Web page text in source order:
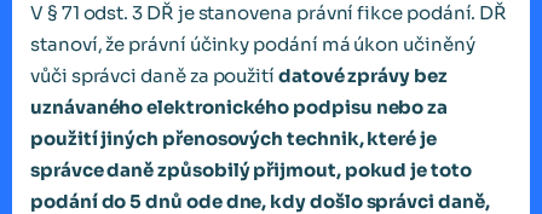
V § 71 odst. 3 DŘ je stanovena právní fikce podání. DŘ
stanoví, že právní účinky podání má úkon učiněný
vůči správci daně za použití datové zprávy bez
uznávaného elektronického podpisu nebo za
použití jiných přenosových technik, které je
správce daně způsobilý přijmout, pokud je toto
podání do 5 dnů ode dne, kdy došlo správci daně,